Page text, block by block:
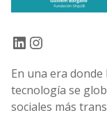
LinkedIn
Instagram
En una era
tecnología se
sociales más